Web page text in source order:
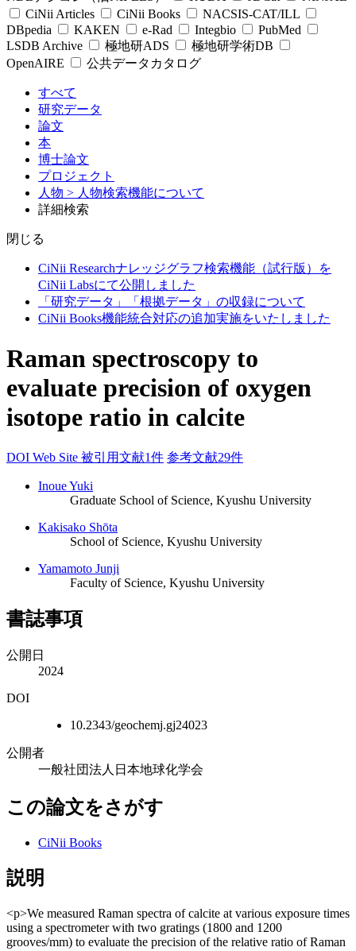
CiNii Articles
CiNii Books
NACSIS-CAT/ILL
DBpedia
KAKEN e-Rad Integbio
PubMed
LSDB Archive
極地研ADS
極地研学術DB
OpenAIRE
公共データカタログ
すべて
研究データ
論文
本
博士論文
プロジェクト
人物 > 人物検索機能について
詳細検索
閉じる
CiNii Researchナレッジグラフ検索機能（試行版）を
CiNii Labsにて公開しました
「研究データ」「根拠データ」の収録について
CiNii Books機能統合対応の追加実施をいたしました
Raman spectroscopy to
evaluate precision of oxygen
isotope ratio in calcite
DOI Web Site 被引用文献1件 参考文献29件
Inoue Yuki
Graduate School of Science, Kyushu University
Kakisako Shōta
School of Science, Kyushu University
Yamamoto Junji
Faculty of Science, Kyushu University
書誌事項
公開日
2024
DOI
10.2343/geochemj.gj24023
公開者
一般社団法人日本地球化学会
この論文をさがす
CiNii Books
説明
<p>We measured Raman spectra of calcite at various exposure times
using a spectrometer with two gratings (1800 and 1200
grooves/mm) to evaluate the precision of the relative ratio of Raman